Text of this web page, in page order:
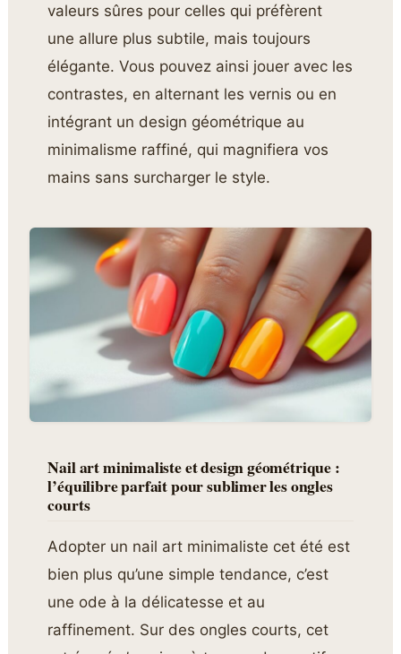
valeurs sûres pour celles qui préfèrent
une allure plus subtile, mais toujours
élégante. Vous pouvez ainsi jouer avec les
contrastes, en alternant les vernis ou en
intégrant un design géométrique au
minimalisme raffiné, qui magnifiera vos
mains sans surcharger le style.
Nail art minimaliste et design géométrique :
l’équilibre parfait pour sublimer les ongles
courts
Adopter un nail art minimaliste cet été est
bien plus qu’une simple tendance, c’est
une ode à la délicatesse et au
raffinement. Sur des ongles courts, cet